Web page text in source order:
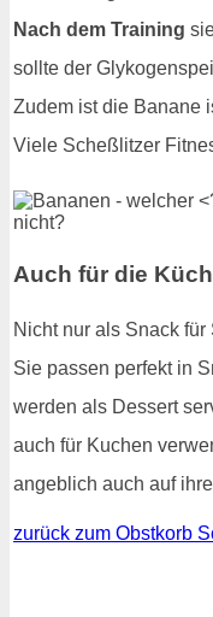
Nach dem Training
sollte der
Zudem ist die Banane
Viele Scheßlitzer
Auch für die
Nicht nur als Snack
Sie passen perfekt in
werden als Dessert
auch für Kuchen
angeblich auch auf
zurück zum Obstkorb